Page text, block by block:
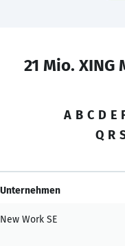
21 Mio.
A B C D E
Q R
Unternehmen
New Work SE